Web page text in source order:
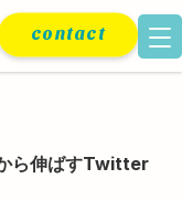
contact
ら伸ばすTwitter